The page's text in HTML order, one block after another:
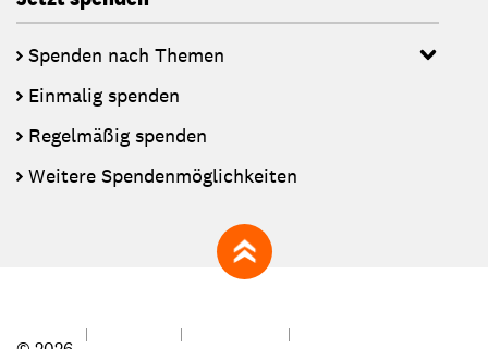
Spenden nach Themen
Einmalig spenden
Regelmäßig spenden
Weitere Spendenmöglichkeiten
zum Seitenanfang